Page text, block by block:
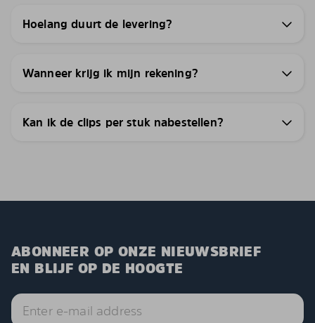
Hoelang duurt de levering?
Wanneer krijg ik mijn rekening?
Kan ik de clips per stuk nabestellen?
ABONNEER OP ONZE NIEUWSBRIEF
EN BLIJF OP DE HOOGTE